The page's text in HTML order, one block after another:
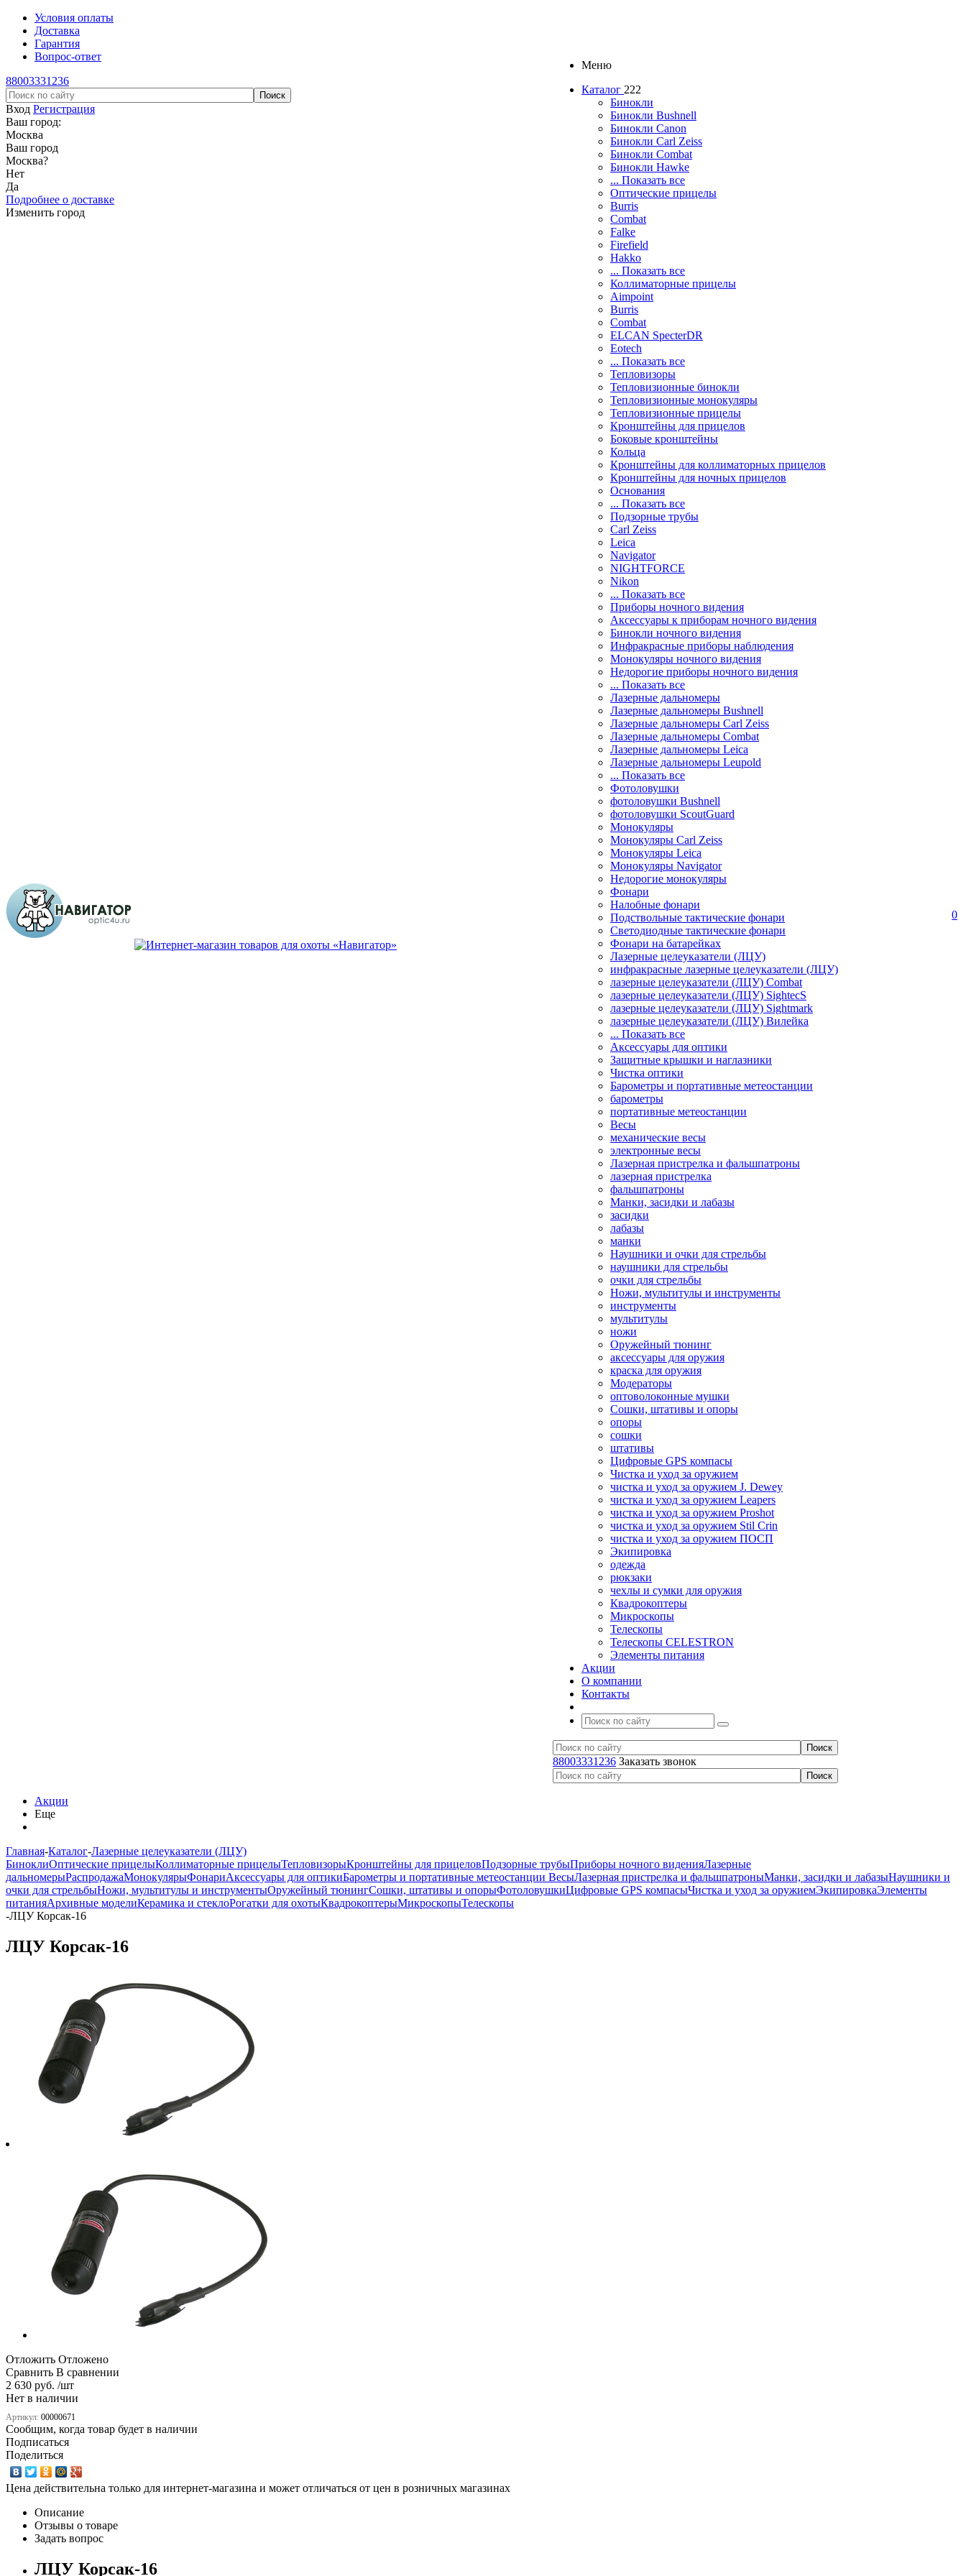
Условия оплаты
Доставка
Гарантия
Вопрос-ответ
88003331236
Вход Регистрация
Ваш город:
Москва
Ваш город
Москва?
Нет
Да
Подробнее о доставке
Изменить город
Меню
Каталог 222
Бинокли
Бинокли Bushnell
Бинокли Canon
Бинокли Carl Zeiss
Бинокли Combat
Бинокли Hawke
... Показать все
Оптические прицелы
Burris
Combat
Falke
Firefield
Hakko
... Показать все
Коллиматорные прицелы
Aimpoint
Burris
Combat
ELCAN SpecterDR
Eotech
... Показать все
Тепловизоры
Тепловизионные бинокли
Тепловизионные монокуляры
Тепловизионные прицелы
Кронштейны для прицелов
Боковые кронштейны
Кольца
Кронштейны для коллиматорных прицелов
Кронштейны для ночных прицелов
Основания
... Показать все
Подзорные трубы
Carl Zeiss
Leica
Navigator
NIGHTFORCE
Nikon
... Показать все
Приборы ночного видения
Аксессуары к приборам ночного видения
Бинокли ночного видения
Инфракрасные приборы наблюдения
Монокуляры ночного видения
Недорогие приборы ночного видения
... Показать все
Лазерные дальномеры
Лазерные дальномеры Bushnell
Лазерные дальномеры Carl Zeiss
Лазерные дальномеры Combat
Лазерные дальномеры Leica
Лазерные дальномеры Leupold
... Показать все
Фотоловушки
фотоловушки Bushnell
фотоловушки ScoutGuard
Монокуляры
Монокуляры Carl Zeiss
Монокуляры Leica
Монокуляры Navigator
Недорогие монокуляры
Фонари
Налобные фонари
Подствольные тактические фонари
Светодиодные тактические фонари
Фонари на батарейках
Лазерные целеуказатели (ЛЦУ)
инфракрасные лазерные целеуказатели (ЛЦУ)
лазерные целеуказатели (ЛЦУ) Combat
лазерные целеуказатели (ЛЦУ) SightecS
лазерные целеуказатели (ЛЦУ) Sightmark
лазерные целеуказатели (ЛЦУ) Вилейка
... Показать все
Аксессуары для оптики
Защитные крышки и наглазники
Чистка оптики
Барометры и портативные метеостанции
барометры
портативные метеостанции
Весы
механические весы
электронные весы
Лазерная пристрелка и фальшпатроны
лазерная пристрелка
фальшпатроны
Манки, засидки и лабазы
засидки
лабазы
манки
Наушники и очки для стрельбы
наушники для стрельбы
очки для стрельбы
Ножи, мультитулы и инструменты
инструменты
мультитулы
ножи
Оружейный тюнинг
аксессуары для оружия
краска для оружия
Модераторы
оптоволоконные мушки
Сошки, штативы и опоры
опоры
сошки
штативы
Цифровые GPS компасы
Чистка и уход за оружием
чистка и уход за оружием J. Dewey
чистка и уход за оружием Leapers
чистка и уход за оружием Proshot
чистка и уход за оружием Stil Crin
чистка и уход за оружием ПОСП
Экипировка
одежда
рюкзаки
чехлы и сумки для оружия
Квадрокоптеры
Микроскопы
Телескопы
Телескопы CELESTRON
Элементы питания
Акции
О компании
Контакты
88003331236 Заказать звонок
0
Акции
Еще
Главная-Каталог-Лазерные целеуказатели (ЛЦУ)
БиноклиОптические прицелыКоллиматорные прицелыТепловизорыКронштейны для прицеловПодзорные трубыПриборы ночного виденияЛазерные
дальномерыРаспродажаМонокулярыФонариАксессуары для оптикиБарометры и портативные метеостанции ВесыЛазерная пристрелка и фальшпатроныМанки, засидки и лабазыНаушники и
очки для стрельбыНожи, мультитулы и инструментыОружейный тюнингСошки, штативы и опорыФотоловушкиЦифровые GPS компасыЧистка и уход за оружиемЭкипировкаЭлементы
питанияАрхивные моделиКерамика и стеклоРогатки для охотыКвадрокоптерыМикроскопыТелескопы
-ЛЦУ Корсак-16
ЛЦУ Корсак-16
Отложить Отложено
Сравнить В сравнении
2 630 руб. /шт
Нет в наличии
Артикул: 00000671
Сообщим, когда товар будет в наличии
Подписаться
Поделиться
Цена действительна только для интернет-магазина и может отличаться от цен в розничных магазинах
Описание
Отзывы о товаре
Задать вопрос
ЛЦУ Корсак-16